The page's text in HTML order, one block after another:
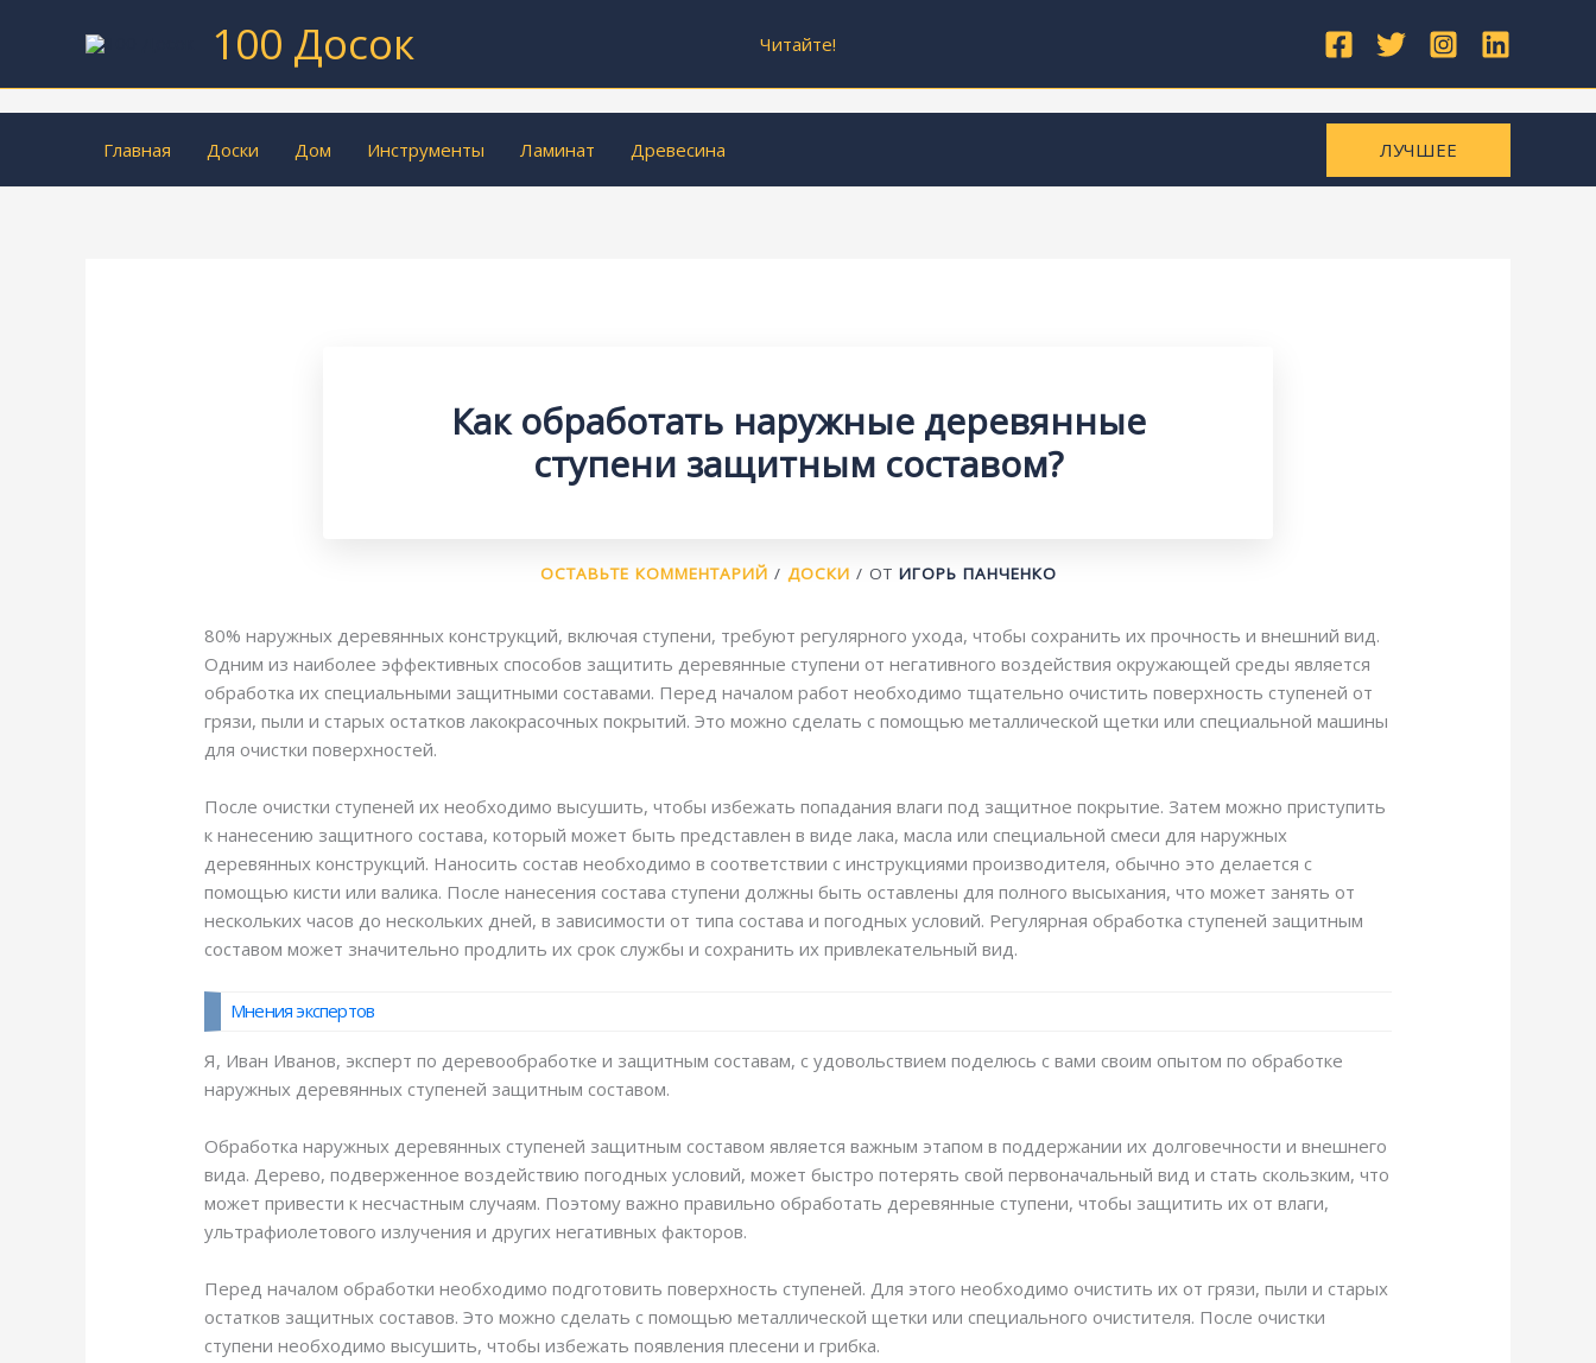
100 Досок Читайте!
Главная Доски Дом Инструменты Ламинат Древесина ЛУЧШЕЕ
Как обработать наружные деревянные
ступени защитным составом?
ОСТАВЬТЕ КОММЕНТАРИЙ / ДОСКИ / ОТ ИГОРЬ ПАНЧЕНКО
80% наружных деревянных конструкций, включая ступени, требуют регулярного ухода, чтобы сохранить их прочность и внешний вид.
Одним из наиболее эффективных способов защитить деревянные ступени от негативного воздействия окружающей среды является
обработка их специальными защитными составами. Перед началом работ необходимо тщательно очистить поверхность ступеней от
грязи, пыли и старых остатков лакокрасочных покрытий. Это можно сделать с помощью металлической щетки или специальной машины
для очистки поверхностей.
После очистки ступеней их необходимо высушить, чтобы избежать попадания влаги под защитное покрытие. Затем можно приступить
к нанесению защитного состава, который может быть представлен в виде лака, масла или специальной смеси для наружных
деревянных конструкций. Наносить состав необходимо в соответствии с инструкциями производителя, обычно это делается с
помощью кисти или валика. После нанесения состава ступени должны быть оставлены для полного высыхания, что может занять от
нескольких часов до нескольких дней, в зависимости от типа состава и погодных условий. Регулярная обработка ступеней защитным
составом может значительно продлить их срок службы и сохранить их привлекательный вид.
Мнения экспертов
Я, Иван Иванов, эксперт по деревообработке и защитным составам, с удовольствием поделюсь с вами своим опытом по обработке
наружных деревянных ступеней защитным составом.
Обработка наружных деревянных ступеней защитным составом является важным этапом в поддержании их долговечности и внешнего
вида. Дерево, подверженное воздействию погодных условий, может быстро потерять свой первоначальный вид и стать скользким, что
может привести к несчастным случаям. Поэтому важно правильно обработать деревянные ступени, чтобы защитить их от влаги,
ультрафиолетового излучения и других негативных факторов.
Перед началом обработки необходимо подготовить поверхность ступеней. Для этого необходимо очистить их от грязи, пыли и старых
остатков защитных составов. Это можно сделать с помощью металлической щетки или специального очистителя. После очистки
ступени необходимо высушить, чтобы избежать появления плесени и грибка.